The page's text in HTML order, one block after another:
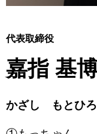
代表取締役
嘉指 基
かざし もとひろ